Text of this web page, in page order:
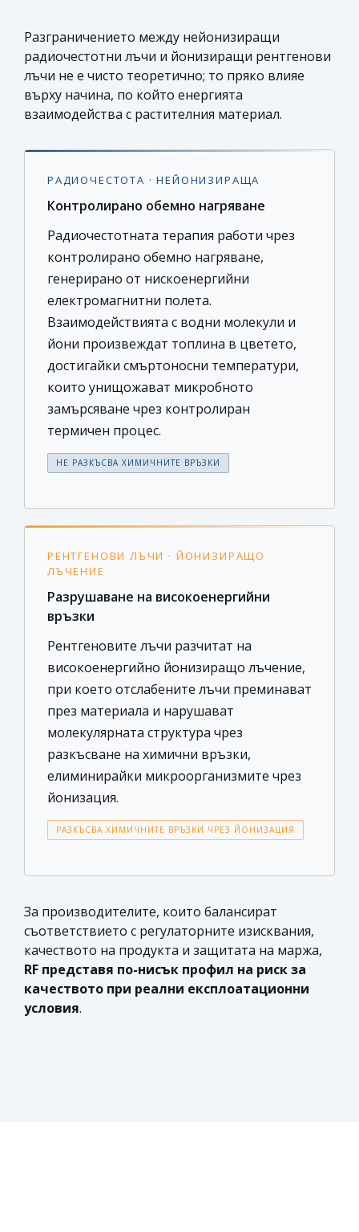
Разграничението между нейонизиращи
радиочестотни лъчи и йонизиращи рентгенови
лъчи не е чисто теоретично; то пряко влияе
върху начина, по който енергията
взаимодейства с растителния материал.
РАДИОЧЕСТОТА · НЕЙОНИЗИРАЩА
Контролирано обемно нагряване
Радиочестотната терапия работи чрез
контролирано обемно нагряване,
генерирано от нискоенергийни
електромагнитни полета.
Взаимодействията с водни молекули и
йони произвеждат топлина в цветето,
достигайки смъртоносни температури,
които унищожават микробното
замърсяване чрез контролиран
термичен процес.
НЕ РАЗКЪСВА ХИМИЧНИТЕ ВРЪЗКИ
РЕНТГЕНОВИ ЛЪЧИ · ЙОНИЗИРАЩО
ЛЪЧЕНИЕ
Разрушаване на високоенергийни
връзки
Рентгеновите лъчи разчитат на
високоенергийно йонизиращо лъчение,
при което отслабените лъчи преминават
през материала и нарушават
молекулярната структура чрез
разкъсване на химични връзки,
елиминирайки микроорганизмите чрез
йонизация.
РАЗКЪСВА ХИМИЧНИТЕ ВРЪЗКИ ЧРЕЗ ЙОНИЗАЦИЯ
За производителите, които балансират
съответствието с регулаторните изисквания,
качеството на продукта и защитата на маржа,
RF представя по-нисък профил на риск за
качеството при реални експлоатационни
условия.